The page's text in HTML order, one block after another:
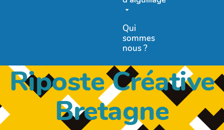
Qui
sommes
nous ?
Riposte Créative
Bretagne